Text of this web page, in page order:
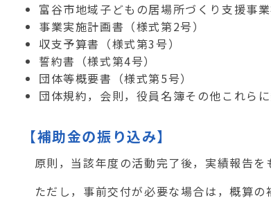
富谷市地域子どもの居場所づくり支援事
事業実施計画書（様式第2号）
収支予算書（様式第3号）
誓約書（様式第4号）
団体等概要書（様式第5号）
団体規約，会則，役員名簿その他これら
【補助金の振り込み】
原則，当該年度の活動完了後，実績報告を
ただし，事前交付が必要な場合は，概算